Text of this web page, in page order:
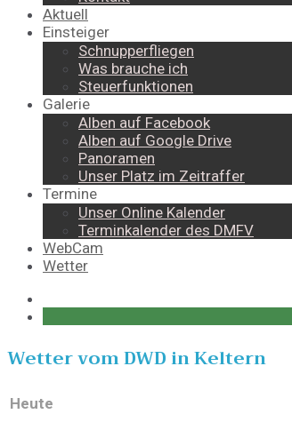
Aktuell
Einsteiger
Schnupperfliegen
Was brauche ich
Steuerfunktionen
Galerie
Alben auf Facebook
Alben auf Google Drive
Panoramen
Unser Platz im Zeitraffer
Termine
Unser Online Kalender
Terminkalender des DMFV
WebCam
Wetter
Wetter vom DWD in Keltern
Heute